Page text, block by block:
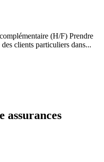
(H/F) Prendre
clients particuliers dans...
assurances